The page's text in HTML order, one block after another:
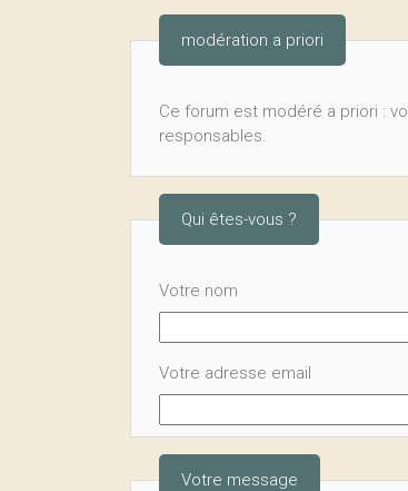
modération a priori
Ce forum est modéré a priori :
responsables.
Qui êtes-vous ?
Votre nom
Votre adresse email
Votre message